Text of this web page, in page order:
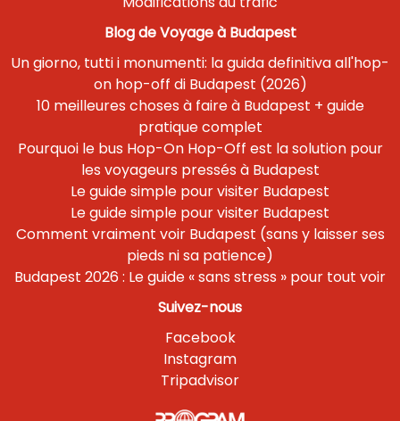
Blog de Voyage à Budapest
Un giorno, tutti i monumenti: la guida definitiva all'hop-
on hop-off di Budapest (2026)
10 meilleures choses à faire à Budapest + guide
pratique complet
Pourquoi le bus Hop-On Hop-Off est la solution pour
les voyageurs pressés à Budapest
Le guide simple pour visiter Budapest
Le guide simple pour visiter Budapest
Comment vraiment voir Budapest (sans y laisser ses
pieds ni sa patience)
Budapest 2026 : Le guide « sans stress » pour tout voir
Suivez-nous
Facebook
Instagram
Tripadvisor